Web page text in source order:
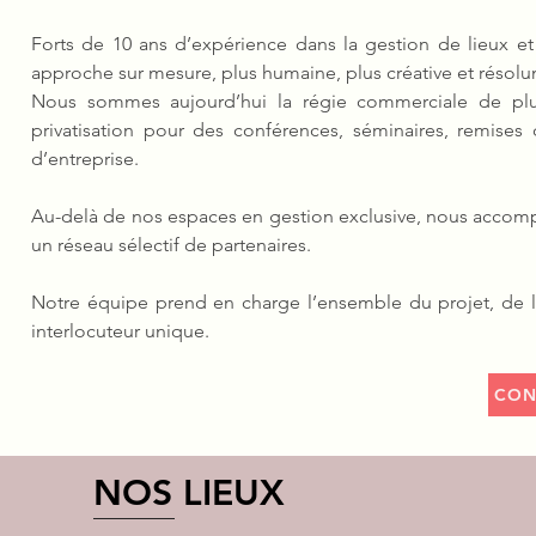
Forts de 10 ans d’expérience dans la gestion de lieux
approche sur mesure, plus humaine, plus créative et
Nous sommes aujourd’hui la régie commerciale de
privatisation pour des conférences, séminaires,
d’entreprise.
Au-delà de nos espaces en gestion exclusive, nous
un réseau sélectif de partenaires.
Notre équipe prend en charge l’ensemble du projet,
interlocuteur unique.
NOS LIEUX